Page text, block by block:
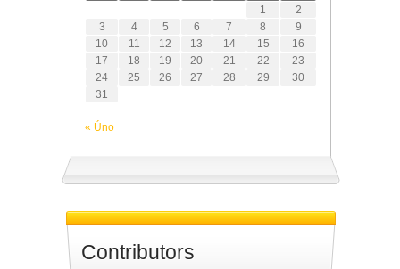
1
2
3
4 5 6 7 8
9
10
11 12 13 14 15
16
17
18 19 20 21 22
23
24
25 26 27 28 29
30
31
« Úno
Contributors